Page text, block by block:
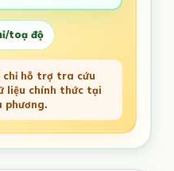
toạ độ
hỗ trợ tra cứu
liệu chính thức tại
phương.